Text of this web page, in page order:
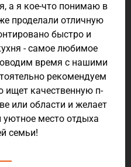
а я кое-что понимаю в
проделали отличную
быстро и
- самое любимое
время с нашими
рекомендуем
ищет качественную п-
или области и желает
место отдыха
семьи!